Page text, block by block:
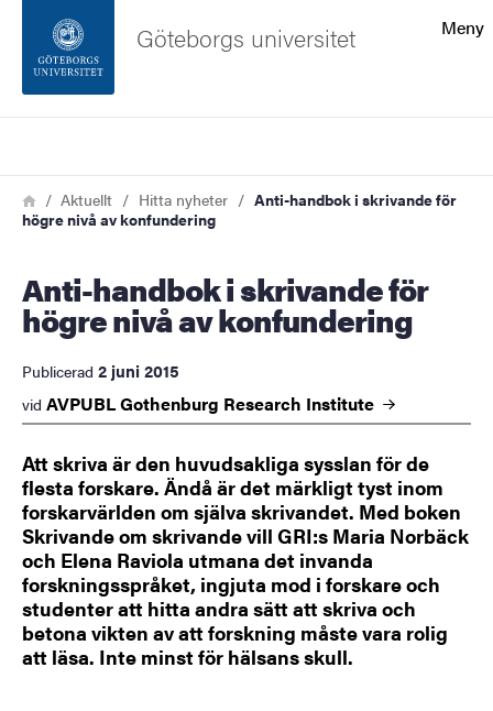
Sidfoten
Om webbplatsen
Meny
Göteborgs universitet
Länkstig
HemAktuellt Hitta nyheter
Anti-handbok i skrivande för
högre nivå av konfundering
Anti-handbok i skrivande för
högre nivå av konfundering
Publicerad 2 juni 2015
vid AVPUBL Gothenburg Research Institute
Att skriva är den huvudsakliga sysslan för de
flesta forskare. Ändå är det märkligt tyst inom
forskarvärlden om själva skrivandet. Med boken
Skrivande om skrivande vill GRI:s Maria Norbäck
och Elena Raviola utmana det invanda
forskningsspråket, ingjuta mod i forskare och
studenter att hitta andra sätt att skriva och
betona vikten av att forskning måste vara rolig
att läsa. Inte minst för hälsans skull.